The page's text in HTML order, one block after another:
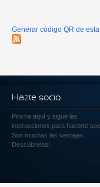
Generar código QR de
Hazte socio
Pincha aquí y sigue las
instrucciones para hacerte
Son muchas las ventajas.
Descúbrelas!